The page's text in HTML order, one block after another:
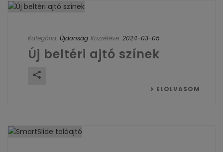
Kategória: Újdonság Közzétéve: 2024-03-05
Új beltéri ajtó színek
ELOLVASOM